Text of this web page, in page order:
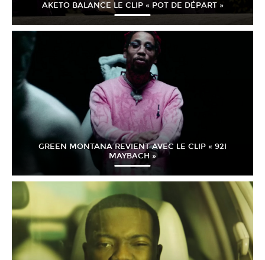
AKETO BALANCE LE CLIP « POT DE DÉPART »
GREEN MONTANA REVIENT AVEC LE CLIP « 92I
MAYBACH »